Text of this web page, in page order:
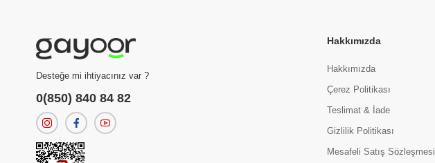
Desteğe mi ihtiyacınız var ?
0(850) 840 84 82
Hakkımızda
Hakkımızda
Çerez Politikası
Teslimat & İade
Gizlilik Politikası
Mesafeli Satış Sözleşmesi